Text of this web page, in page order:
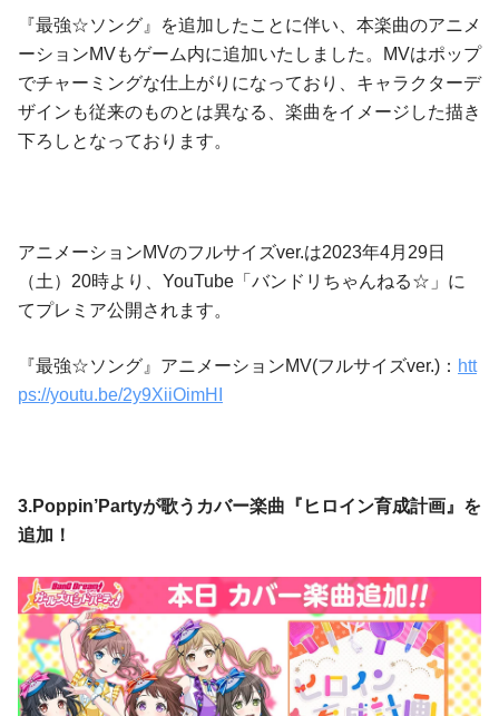
『最強☆ソング』を追加したことに伴い、本楽曲のアニメ
ーションMVもゲーム内に追加いたしました。MVはポップ
でチャーミングな仕上がりになっており、キャラクターデ
ザインも従来のものとは異なる、楽曲をイメージした描き
下ろしとなっております。
アニメーションMVのフルサイズver.は2023年4月29日
（土）20時より、YouTube「バンドリちゃんねる☆」に
てプレミア公開されます。
『最強☆ソング』アニメーションMV(フルサイズver.)： htt
ps://youtu.be/2y9XiiOimHI
3.Poppin’Partyが歌うカバー楽曲『ヒロイン育成計画』を
追加！